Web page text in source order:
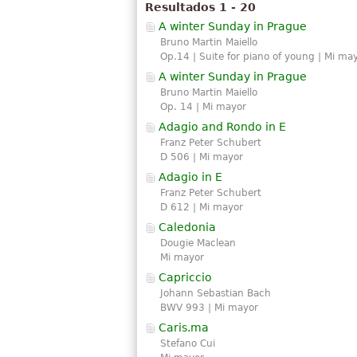
Resultados 1 - 20
A winter Sunday in Prague
Bruno Martin Maiello
Op.14 | Suite for piano of young | Mi
A winter Sunday in Prague
Bruno Martin Maiello
Op. 14 | Mi mayor
Adagio and Rondo in E
Franz Peter Schubert
D 506 | Mi mayor
Adagio in E
Franz Peter Schubert
D 612 | Mi mayor
Caledonia
Dougie Maclean
Mi mayor
Capriccio
Johann Sebastian Bach
BWV 993 | Mi mayor
Caris.ma
Stefano Cui